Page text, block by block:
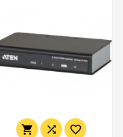
  